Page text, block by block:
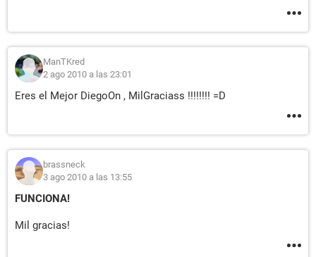
ManTKred
2 ago 2010 a las 23:01
Eres el Mejor DiegoOn , MilGraciass !!!!!!!! =D
brassneck
3 ago 2010 a las 13:55
FUNCIONA!
Mil gracias!